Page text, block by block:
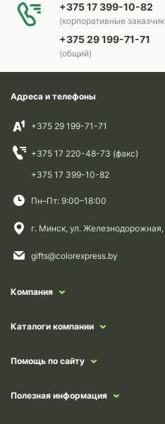
+375 17 399-10-82
(корпоративные
+375 29 199-71-71
(общий)
Адреса и телефоны
+375 29 199-71-71
+375 17 220-48-73 (факс)
+375 17 399-10-82
Пн–Пт: 9:00–18:00
г. Минск, ул.
gifts@colorexpress.by
Компания
Каталоги компании
Помощь по сайту
Полезная информация